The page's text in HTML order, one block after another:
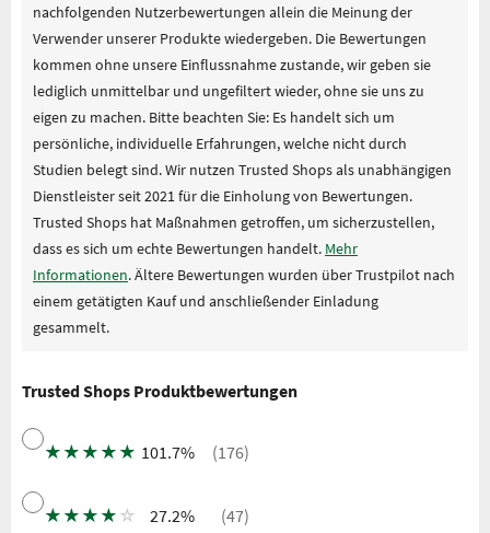
nachfolgenden Nutzerbewertungen allein die Meinung der
Verwender unserer Produkte wiedergeben. Die Bewertungen
kommen ohne unsere Einflussnahme zustande, wir geben sie
lediglich unmittelbar und ungefiltert wieder, ohne sie uns zu
eigen zu machen. Bitte beachten Sie: Es handelt sich um
persönliche, individuelle Erfahrungen, welche nicht durch
Studien belegt sind. Wir nutzen Trusted Shops als unabhängigen
Dienstleister seit 2021 für die Einholung von Bewertungen.
Trusted Shops hat Maßnahmen getroffen, um sicherzustellen,
dass es sich um echte Bewertungen handelt. Mehr
Informationen. Ältere Bewertungen wurden über Trustpilot nach
einem getätigten Kauf und anschließender Einladung
gesammelt.
Trusted Shops Produktbewertungen
★ ★ ★ ★ ★ 101.7% (176)
★ ★ ★ ★ ☆ 27.2% (47)